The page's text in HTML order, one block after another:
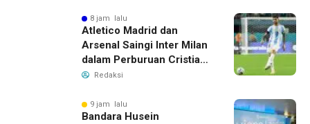
8 jam lalu
Atletico Madrid dan
Arsenal Saingi Inter Milan
dalam Perburuan Cristian
Romero, Transfer Bek
Redaksi
9 jam lalu
Bandara Husein